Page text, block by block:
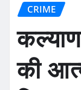
CRIME
की